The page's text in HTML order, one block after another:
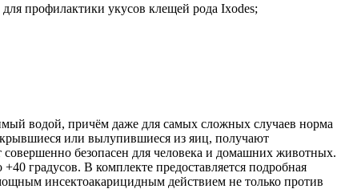
профилактики укусов клещей рода Ixodes;
водой, причём даже для самых сложных случаев норма
или вылупившиеся из яиц, получают
безопасен для человека и домашних животных.
градусов. В комплекте предоставляется подробная
инсектоакарицидным действием не только против